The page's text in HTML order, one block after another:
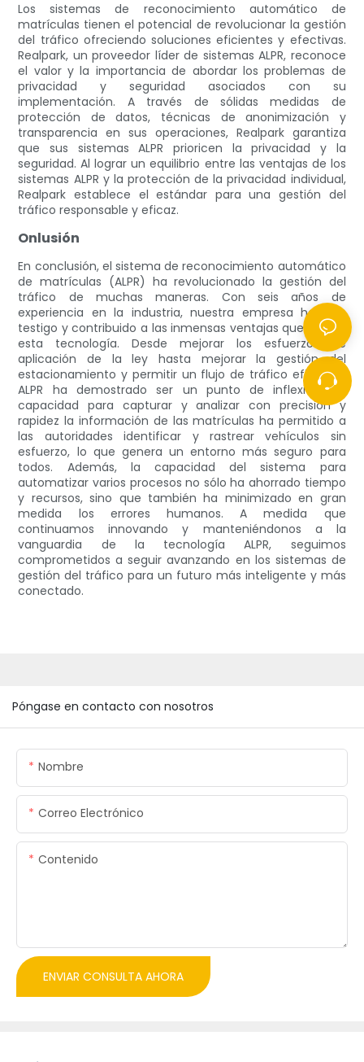
Los sistemas de reconocimiento automático de
matrículas tienen el potencial de revolucionar la gestión
del tráfico ofreciendo soluciones eficientes y efectivas.
Realpark, un proveedor líder de sistemas ALPR, reconoce
el valor y la importancia de abordar los problemas de
privacidad y seguridad asociados con su
implementación. A través de sólidas medidas de
protección de datos, técnicas de anonimización y
transparencia en sus operaciones, Realpark garantiza
que sus sistemas ALPR prioricen la privacidad y la
seguridad. Al lograr un equilibrio entre las ventajas de los
sistemas ALPR y la protección de la privacidad individual,
Realpark establece el estándar para una gestión del
tráfico responsable y eficaz.
Onlusión
En conclusión, el sistema de reconocimiento automático
de matrículas (ALPR) ha revolucionado la gestión del
tráfico de muchas maneras. Con seis años de
experiencia en la industria, nuestra empresa ha sido
testigo y contribuido a las inmensas ventajas que aporta
esta tecnología. Desde mejorar los esfuerzos de
aplicación de la ley hasta mejorar la gestión del
estacionamiento y permitir un flujo de tráfico eficiente,
ALPR ha demostrado ser un punto de inflexión. Su
capacidad para capturar y analizar con precisión y
rapidez la información de las matrículas ha permitido a
las autoridades identificar y rastrear vehículos sin
esfuerzo, lo que genera un entorno más seguro para
todos. Además, la capacidad del sistema para
automatizar varios procesos no sólo ha ahorrado tiempo
y recursos, sino que también ha minimizado en gran
medida los errores humanos. A medida que
continuamos innovando y manteniéndonos a la
vanguardia de la tecnología ALPR, seguimos
comprometidos a seguir avanzando en los sistemas de
gestión del tráfico para un futuro más inteligente y más
conectado.
Póngase en contacto con nosotros
Nombre
Correo Electrónico
Contenido
ENVIAR CONSULTA AHORA